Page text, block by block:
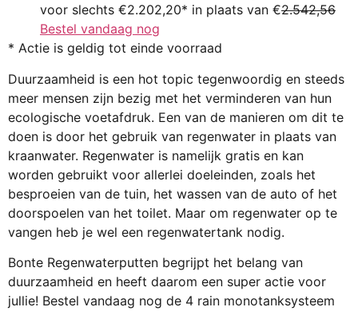
voor slechts €2.202,20* in plaats van €2.542,56
Bestel vandaag nog
* Actie is geldig tot einde voorraad
Duurzaamheid is een hot topic tegenwoordig en steeds
meer mensen zijn bezig met het verminderen van hun
ecologische voetafdruk. Een van de manieren om dit te
doen is door het gebruik van regenwater in plaats van
kraanwater. Regenwater is namelijk gratis en kan
worden gebruikt voor allerlei doeleinden, zoals het
besproeien van de tuin, het wassen van de auto of het
doorspoelen van het toilet. Maar om regenwater op te
vangen heb je wel een regenwatertank nodig.
Bonte Regenwaterputten begrijpt het belang van
duurzaamheid en heeft daarom een super actie voor
jullie! Bestel vandaag nog de 4 rain monotanksysteem